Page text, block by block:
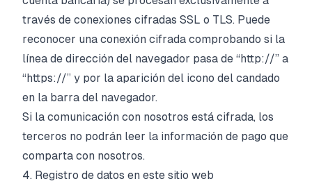
través de conexiones cifradas SSL o TLS. Puede
reconocer una conexión cifrada comprobando si la
línea de dirección del navegador pasa de “http://” a
“https://” y por la aparición del icono del candado
en la barra del navegador.
Si la comunicación con nosotros está cifrada, los
terceros no podrán leer la información de pago que
comparta con nosotros.
4. Registro de datos en este sitio web